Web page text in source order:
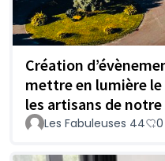
Création
mettre en lumière
les artisans de
Les Fabuleuses 44 0